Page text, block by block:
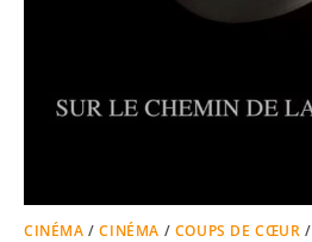
CINÉMA /CINÉMA / COUPS DE CŒUR /